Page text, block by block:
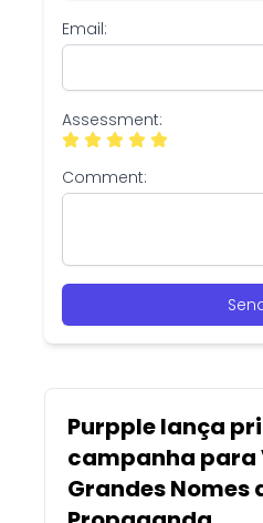
Email:
Assessment:
Comment:
Purpple lança
campanha para
Grandes Nomes